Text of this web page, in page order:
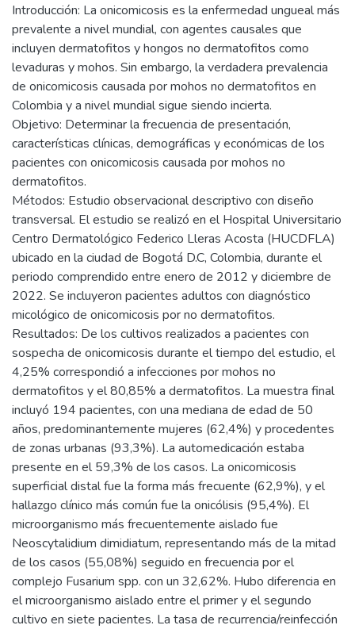
Introducción: La onicomicosis es la enfermedad ungueal más
prevalente a nivel mundial, con agentes causales que
incluyen dermatofitos y hongos no dermatofitos como
levaduras y mohos. Sin embargo, la verdadera prevalencia
de onicomicosis causada por mohos no dermatofitos en
Colombia y a nivel mundial sigue siendo incierta.
Objetivo: Determinar la frecuencia de presentación,
características clínicas, demográficas y económicas de los
pacientes con onicomicosis causada por mohos no
dermatofitos.
Métodos: Estudio observacional descriptivo con diseño
transversal. El estudio se realizó en el Hospital Universitario
Centro Dermatológico Federico Lleras Acosta (HUCDFLA)
ubicado en la ciudad de Bogotá D.C, Colombia, durante el
periodo comprendido entre enero de 2012 y diciembre de
2022. Se incluyeron pacientes adultos con diagnóstico
micológico de onicomicosis por no dermatofitos.
Resultados: De los cultivos realizados a pacientes con
sospecha de onicomicosis durante el tiempo del estudio, el
4,25% correspondió a infecciones por mohos no
dermatofitos y el 80,85% a dermatofitos. La muestra final
incluyó 194 pacientes, con una mediana de edad de 50
años, predominantemente mujeres (62,4%) y procedentes
de zonas urbanas (93,3%). La automedicación estaba
presente en el 59,3% de los casos. La onicomicosis
superficial distal fue la forma más frecuente (62,9%), y el
hallazgo clínico más común fue la onicólisis (95,4%). El
microorganismo más frecuentemente aislado fue
Neoscytalidium dimidiatum, representando más de la mitad
de los casos (55,08%) seguido en frecuencia por el
complejo Fusarium spp. con un 32,62%. Hubo diferencia en
el microorganismo aislado entre el primer y el segundo
cultivo en siete pacientes. La tasa de recurrencia/reinfección